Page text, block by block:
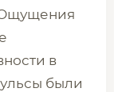
Ощущения
в
были